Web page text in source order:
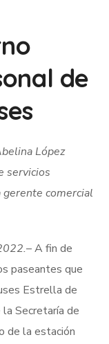
de
López
servicios
comercial
– A fin de
paseantes que
Estrella de
Secretaría de
de la estación